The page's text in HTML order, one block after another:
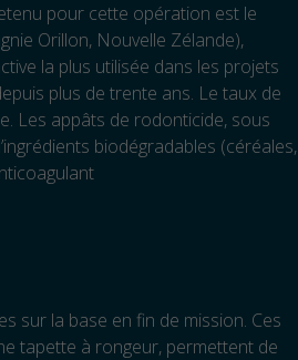
pour cette opération est le
Orillon, Nouvelle Zélande),
la plus utilisée dans les projets
plus de trente ans. Le taux de
Les appâts de rodonticide, sous
biodégradables (céréales,
sur la base en fin de mission. Ces
tapette à rongeur, permettent de